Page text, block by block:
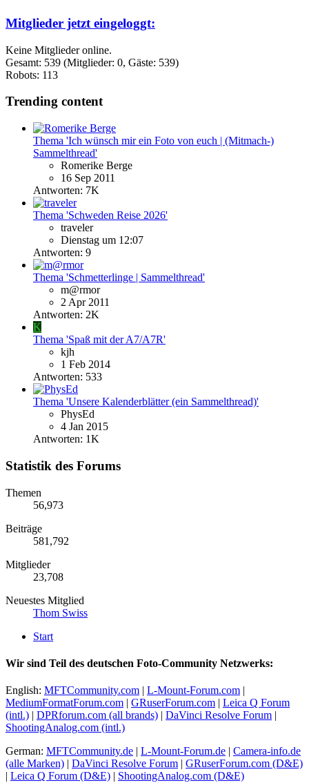
Mitglieder jetzt eingeloggt:
Keine Mitglieder online.
Gesamt: 539 (Mitglieder: 0, Gäste: 539)
Robots: 113
Trending content
Thema 'Ich wünsch mir ein Foto von euch | (Mitmach-)
Sammelthread'
Romerike Berge
16 Sep 2011
Antworten: 7K
Thema 'Schweden Reise 2026'
traveler
Dienstag um 12:07
Antworten: 9
Thema 'Schmetterlinge | Sammelthread'
m@rmor
2 Apr 2011
Antworten: 2K
K
Thema 'Spaß mit der A7/A7R'
kjh
1 Feb 2014
Antworten: 533
Thema 'Unsere Kalenderblätter (ein Sammelthread)'
PhysEd
4 Jan 2015
Antworten: 1K
Statistik des Forums
Themen
56,973
Beiträge
581,792
Mitglieder
23,708
Neuestes Mitglied
Thom Swiss
Start
Wir sind Teil des deutschen Foto-Community Netzwerks:
English: MFTCommunity.com | L-Mount-Forum.com |
MediumFormatForum.com | GRuserForum.com | Leica Q Forum
(intl.) | DPRforum.com (all brands) | DaVinci Resolve Forum |
ShootingAnalog.com (intl.)
German: MFTCommunity.de | L-Mount-Forum.de | Camera-info.de
(alle Marken) | DaVinci Resolve Forum | GRuserForum.com (D&E)
| Leica Q Forum (D&E) | ShootingAnalog.com (D&E)